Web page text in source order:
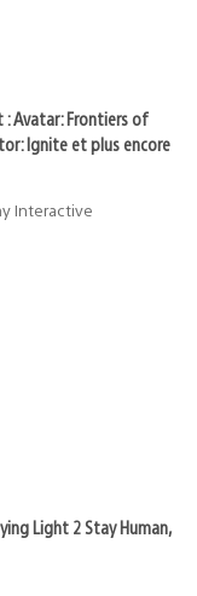
Avatar: Frontiers of
Ignite et plus encore
Interactive
Light 2 Stay Human,